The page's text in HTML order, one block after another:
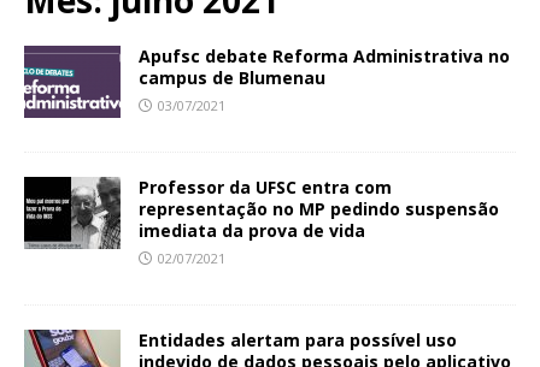
Apufsc debate Reforma Administrativa no
campus de Blumenau
03/07/2021
Professor da UFSC entra com
representação no MP pedindo suspensão
imediata da prova de vida
02/07/2021
Entidades alertam para possível uso
indevido de dados pessoais pelo aplicativo